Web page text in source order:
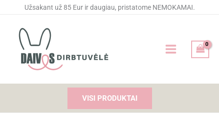
Užsakant už 85 Eur ir daugiau, pristatome NEMOKAMAI.
VISI PRODUKTAI